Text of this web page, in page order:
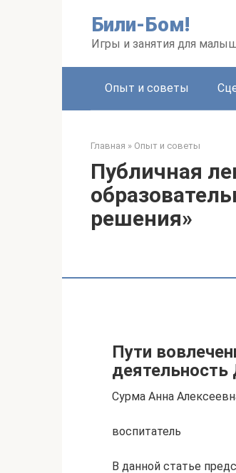
Били-Бом!
Игры и занятия для
Опыт и советы
Главная » Опыт и советы
Публичная
решения»
Пути
Сурма Анна
воспитатель
В данной статье